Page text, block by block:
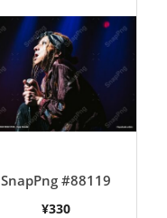
SnapPng #88119
¥330